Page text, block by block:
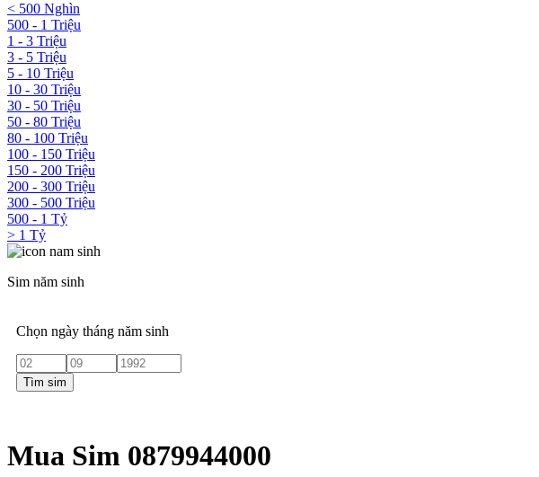
< 500 Nghìn
500 - 1 Triệu
1 - 3 Triệu
3 - 5 Triệu
5 - 10 Triệu
10 - 30 Triệu
30 - 50 Triệu
50 - 80 Triệu
80 - 100 Triệu
100 - 150 Triệu
150 - 200 Triệu
200 - 300 Triệu
300 - 500 Triệu
500 - 1 Tỷ
> 1 Tỷ
Sim năm sinh
Chọn ngày tháng năm sinh
Tìm sim
Mua Sim 0879944000